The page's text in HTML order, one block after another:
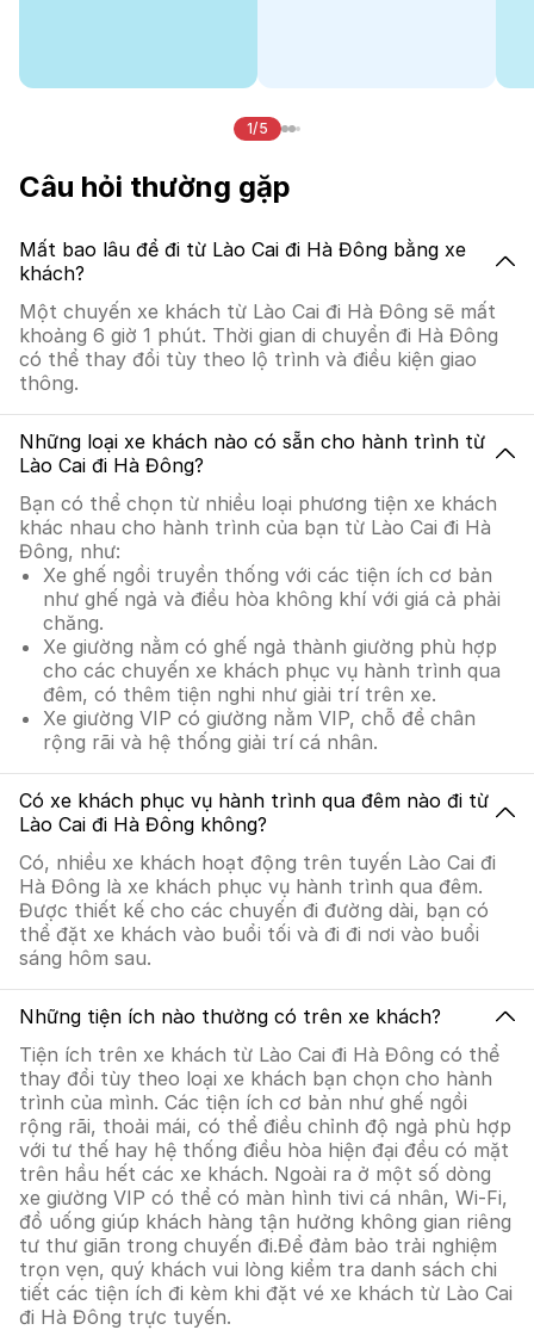
1/5
Câu hỏi thường gặp
Mất bao lâu để đi từ Lào Cai đi Hà Đông bằng xe
khách?
Một chuyến xe khách từ Lào Cai đi Hà Đông sẽ mất
khoảng 6 giờ 1 phút. Thời gian di chuyển đi Hà Đông
có thể thay đổi tùy theo lộ trình và điều kiện giao
thông.
Những loại xe khách nào có sẵn cho hành trình từ
Lào Cai đi Hà Đông?
Bạn có thể chọn từ nhiều loại phương tiện xe khách
khác nhau cho hành trình của bạn từ Lào Cai đi Hà
Đông, như:
Xe ghế ngồi truyền thống với các tiện ích cơ bản
như ghế ngả và điều hòa không khí với giá cả phải
chăng.
Xe giường nằm có ghế ngả thành giường phù hợp
cho các chuyến xe khách phục vụ hành trình qua
đêm, có thêm tiện nghi như giải trí trên xe.
Xe giường VIP có giường nằm VIP, chỗ để chân
rộng rãi và hệ thống giải trí cá nhân.
Có xe khách phục vụ hành trình qua đêm nào đi từ
Lào Cai đi Hà Đông không?
Có, nhiều xe khách hoạt động trên tuyến Lào Cai đi
Hà Đông là xe khách phục vụ hành trình qua đêm.
Được thiết kế cho các chuyến đi đường dài, bạn có
thể đặt xe khách vào buổi tối và đi đi nơi vào buổi
sáng hôm sau.
Những tiện ích nào thường có trên xe khách?
Tiện ích trên xe khách từ Lào Cai đi Hà Đông có thể
thay đổi tùy theo loại xe khách bạn chọn cho hành
trình của mình. Các tiện ích cơ bản như ghế ngồi
rộng rãi, thoải mái, có thể điều chỉnh độ ngả phù hợp
với tư thế hay hệ thống điều hòa hiện đại đều có mặt
trên hầu hết các xe khách. Ngoài ra ở một số dòng
xe giường VIP có thể có màn hình tivi cá nhân, Wi-Fi,
đồ uống giúp khách hàng tận hưởng không gian riêng
tư thư giãn trong chuyến đi.Để đảm bảo trải nghiệm
trọn vẹn, quý khách vui lòng kiểm tra danh sách chi
tiết các tiện ích đi kèm khi đặt vé xe khách từ Lào Cai
đi Hà Đông trực tuyến.